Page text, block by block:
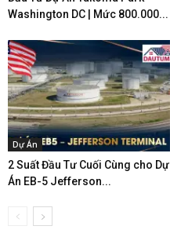
Washington DC | Mức 800.000...
Dự Án
2 Suất Đầu Tư Cuối Cùng cho Dự
Án EB-5 Jefferson...